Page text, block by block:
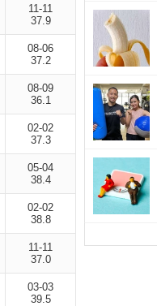
11-11
37.9
08-06
37.2
08-09
36.1
02-02
37.3
05-04
38.4
02-02
38.8
11-11
37.0
03-03
39.5